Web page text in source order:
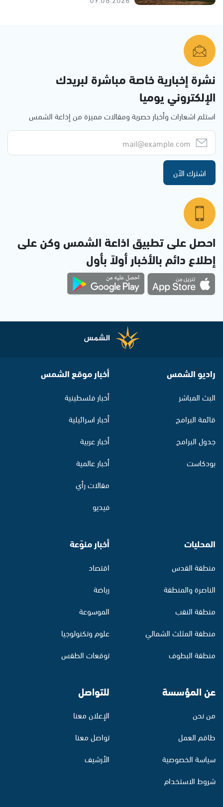
نشرة إخبارية خاصة مباشرة لبريدك
الإلكتروني يوميا
استلم اشعارات وأخبار حصرية ومقالات مميزة من إذاعة الشمس
اشترك الآن
احصل على تطبيق اذاعة الشمس وكن على
إطلاع دائم بالأخبار أولاً بأول
راديو الشمس
البث المباشر
قائمة البرامج
جدول البرامج
بودكاست
أخبار موقع الشمس
أخبار فلسطينية
أخبار اسرائيلية
أخبار عربية
أخبار عالمية
مقالات رأي
فيديو
المحليات
منطقة القدس
الناصرة والمنطقة
منطقة النقب
منطقة المثلث الشمالي
منطقة البطوف
أخبار منوّعة
اقتصاد
رياضة
الموسوعة
علوم وتكنولوجيا
توقعات الطقس
عن المؤسسة
من نحن
طاقم العمل
سياسة الخصوصية
شروط الاستخدام
للتواصل
الإعلان معنا
تواصل معنا
الأرشيف